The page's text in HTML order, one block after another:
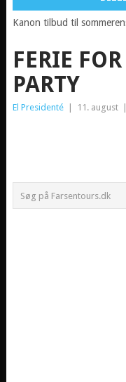
Kanon tilbud til
FERIE
PARTY
El Presidenté 11. august